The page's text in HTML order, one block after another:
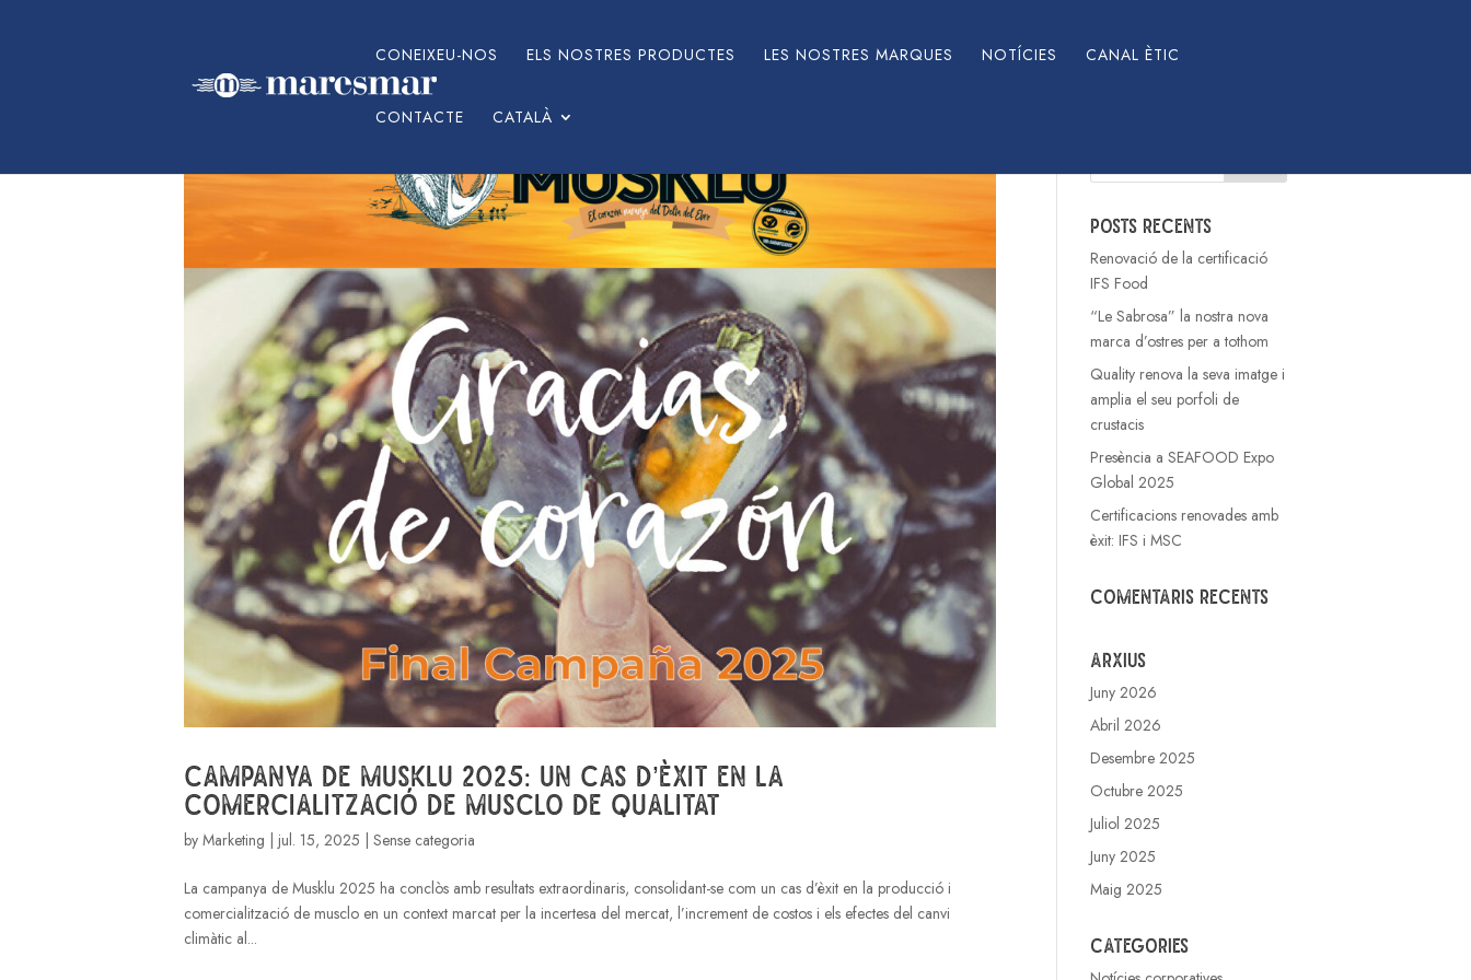
CONEIXEU-NOS ELS NOSTRES PRODUCTES LES NOSTRES MARQUES NOTÍCIES CANAL ÈTIC
CONTACTE CATALÀ
Campanya de Musklu 2025: un cas d’èxit en la
comercialització de musclo de qualitat
by Marketing jul. 15, 2025 | Sense categoria
La campanya de Musklu 2025 ha conclòs amb resultats extraordinaris, consolidant-se com un cas d’èxit en la producció i
comercialització de musclo en un context marcat per la incertesa del mercat, l’increment de costos i els efectes del canvi
climàtic al...
Posts recents
Renovació de la certificació
IFS Food
“Le Sabrosa” la nostra nova
marca d’ostres per a tothom
Quality renova la seva imatge i
amplia el seu porfoli de
crustacis
Presència a SEAFOOD Expo
Global 2025
Certificacions renovades amb
èxit: IFS i MSC
Comentaris recents
Arxius
Juny 2026
Abril 2026
Desembre 2025
Octubre 2025
Juliol 2025
Juny 2025
Maig 2025
Categories